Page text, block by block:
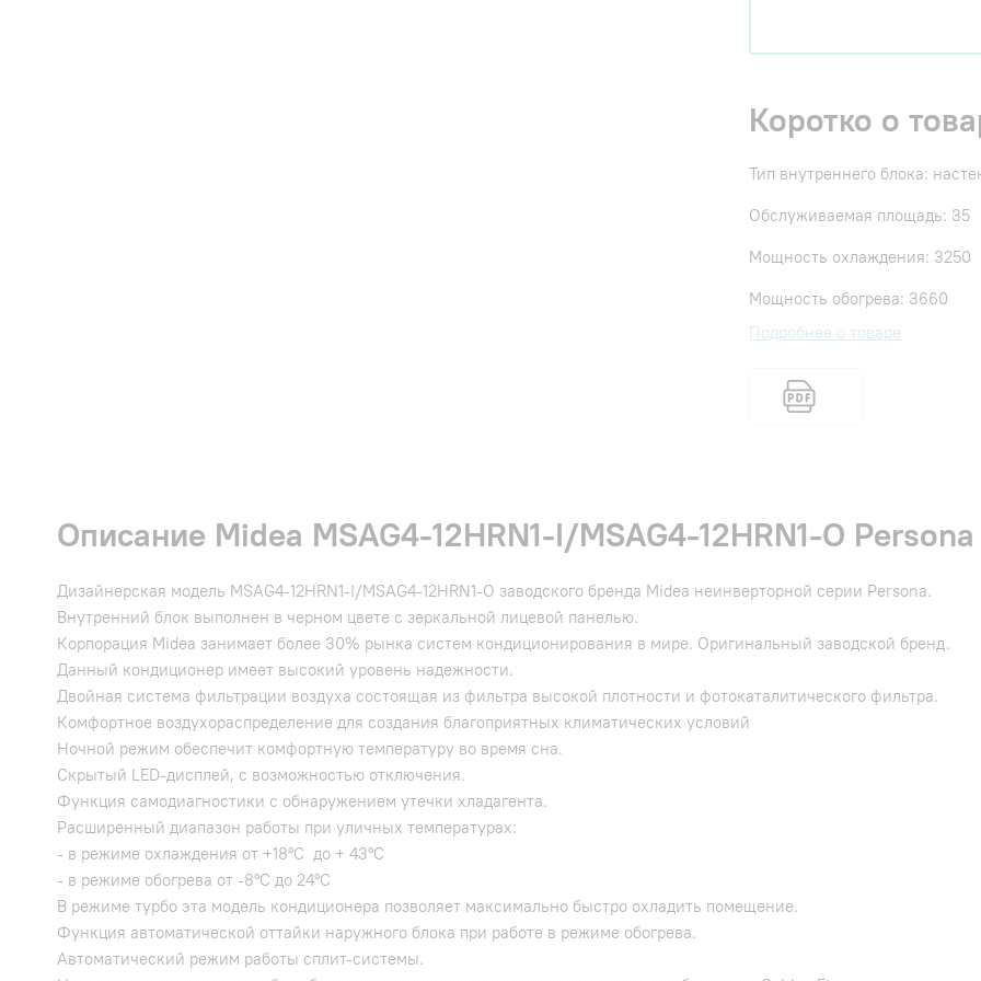
Коротко о
Тип внутреннего блока:
Обслуживаемая площадь: 35
Мощность охлаждения: 3250
Мощность обогрева: 3660
Подробнее о товаре
Описание Midea MSAG4-12HRN1-I/MSAG4-12HRN1-O
Дизайнерская модель MSAG4-12HRN1-I/MSAG4-12HRN1-O заводского бренда Midea неинверторной серии Persona.
Внутренний блок выполнен в черном цвете с зеркальной лицевой панелью.
Корпорация Midea занимает более 30% рынка систем кондиционирования в мире. Оригинальный заводской бренд.
Данный кондиционер имеет высокий уровень надежности.
Двойная система фильтрации воздуха состоящая из фильтра высокой плотности и фотокаталитического фильтра.
Комфортное воздухораспределение для создания благоприятных климатических условий
Ночной режим обеспечит комфортную температуру во время сна.
Скрытый LED-дисплей, с возможностью отключения.
Функция самодиагностики с обнаружением утечки хладагента.
Расширенный диапазон работы при уличных температурах:
- в режиме охлаждения от +18°С до + 43°С
- в режиме обогрева от -8°С до 24°С
В режиме турбо эта модель кондиционера позволяет максимально быстро охладить помещение.
Функция автоматической оттайки наружного блока при работе в режиме обогрева.
Автоматический режим работы сплит-системы.